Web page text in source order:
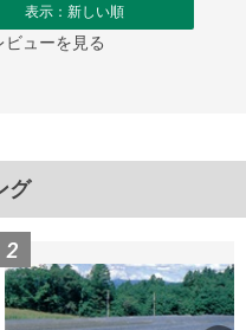
表示：新しい順
ビューを見る
グ